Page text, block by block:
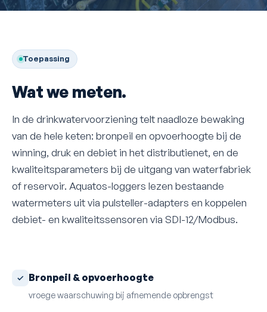
Toepassing
Wat we meten.
In de drinkwatervoorziening telt naadloze bewaking
van de hele keten: bronpeil en opvoerhoogte bij de
winning, druk en debiet in het distributienet, en de
kwaliteitsparameters bij de uitgang van waterfabriek
of reservoir. Aquatos-loggers lezen bestaande
watermeters uit via pulsteller-adapters en koppelen
debiet- en kwaliteitssensoren via SDI-12/Modbus.
Bronpeil & opvoerhoogte
vroege waarschuwing bij afnemende opbrengst